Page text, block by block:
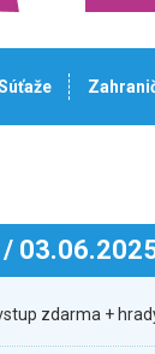
/
zdarma +